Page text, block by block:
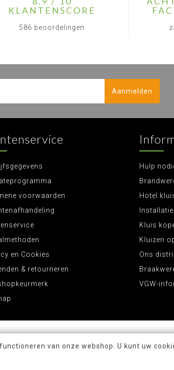
KLANTENSCORE
586 beoordelingen
Aanmelden
voorwaarden
en Cookies
& retourneren
Hulp
Hotel
Kluis
Kluizen
Ons
VGW-
van onze webshop. U kunt uw